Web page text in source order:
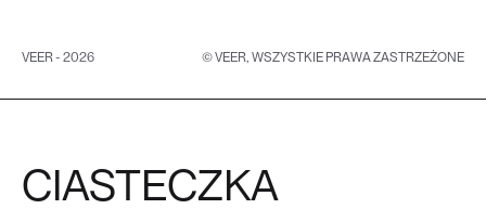
VEER - 2026 © VEER, WSZYSTKIE PRAWA ZASTRZEŻONE
CIASTECZKA